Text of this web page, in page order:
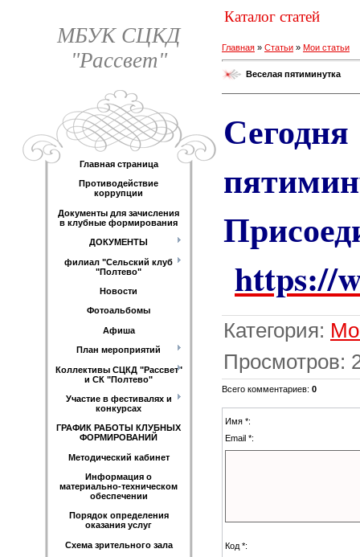
МБУК СЦКД
"Рассвет"
Главная страница
Противодействие
коррупции
Документы для зачисления
в клубные формирования
ДОКУМЕНТЫ
филиал "Сельский клуб
"Полтево"
Новости
Фотоальбомы
Афиша
План мероприятий
Коллективы СЦКД "Рассвет"
и СК "Полтево"
Участие в фестивалях и
конкурсах
ГРАФИК РАБОТЫ КЛУБНЫХ
ФОРМИРОВАНИЙ
Методический кабинет
Информация о
материально-техническом
обеспечении
Порядок определения
оказания услуг
Схема зрительного зала
Каталог статей
Главная » Статьи » Мои статьи
Веселая пятиминутка
https://
Категория:
Просмотров:
Всего комментариев: 0
Имя *:
Email *:
Код *: